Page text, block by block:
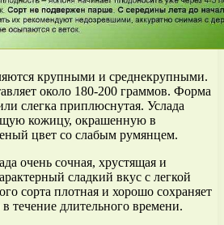
крупными и среднекрупными.
около 180-200 граммов. Форма
слегка приплюснутая. Услада
кожицу, окрашенную в
цвет со слабым румянцем.
очень сочная, хрустящая и
сладкий вкус с легкой
сорта плотная и хорошо сохраняет
течение длительного времени.